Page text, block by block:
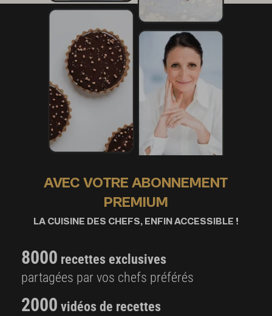
AVEC VOTRE ABONNEMENT
PREMIUM
LA CUISINE DES CHEFS, ENFIN ACCESSIBLE !
8000 recettes exclusives
partagées par vos chefs préférés
2000 vidéos de recettes